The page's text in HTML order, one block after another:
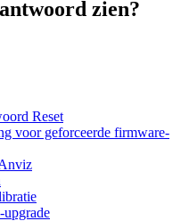
zien?
Reset
voor geforceerde firmware-